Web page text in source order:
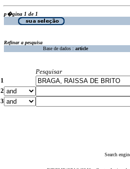
p�gina 1 de 1
Refinar a pesquisa
Base de dados : article
Pesquisar
1
2
3
Search